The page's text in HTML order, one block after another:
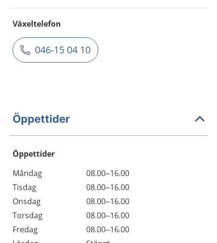
Växeltelefon
046-15 04 10
Öppettider
Öppettider
Dag
Öppettider
Kommentarer
Måndag
08.00–16.00
Tisdag
08.00–16.00
Onsdag
08.00–16.00
Torsdag
08.00–16.00
Fredag
08.00–16.00